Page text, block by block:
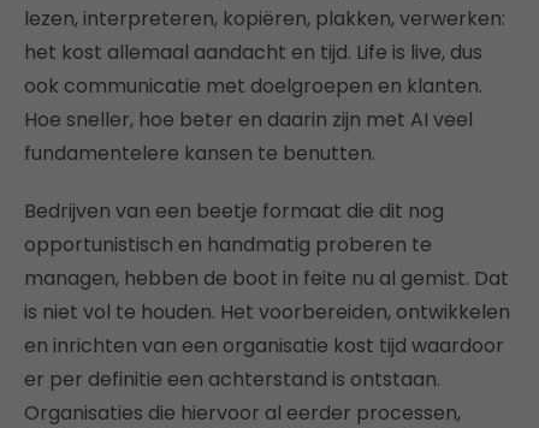
lezen, interpreteren, kopiëren, plakken, verwerken:
het kost allemaal aandacht en tijd. Life is live, dus
ook communicatie met doelgroepen en klanten.
Hoe sneller, hoe beter en daarin zijn met AI veel
fundamentelere kansen te benutten.
Bedrijven van een beetje formaat die dit nog
opportunistisch en handmatig proberen te
managen, hebben de boot in feite nu al gemist. Dat
is niet vol te houden. Het voorbereiden, ontwikkelen
en inrichten van een organisatie kost tijd waardoor
er per definitie een achterstand is ontstaan.
Organisaties die hiervoor al eerder processen,